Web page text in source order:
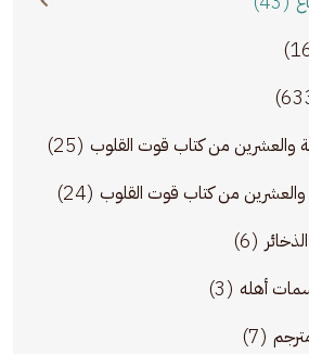
والعشرين من كتاب قوت القلوب (25)
والعشرين من كتاب قوت القلوب (24)
(6)
أهله (3)
(7)